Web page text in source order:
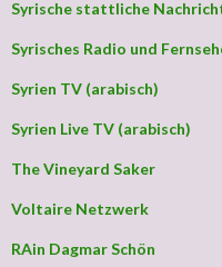
Syrische stattliche
Syrisches Radio und
Syrien TV (arabisch)
Syrien Live TV (arabisch)
The Vineyard Saker
Voltaire Netzwerk
RAin Dagmar Schön